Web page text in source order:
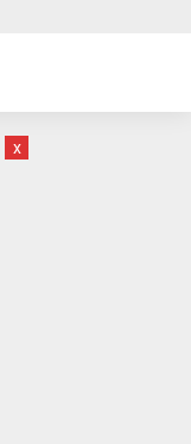
Perkuat Akses dan
x